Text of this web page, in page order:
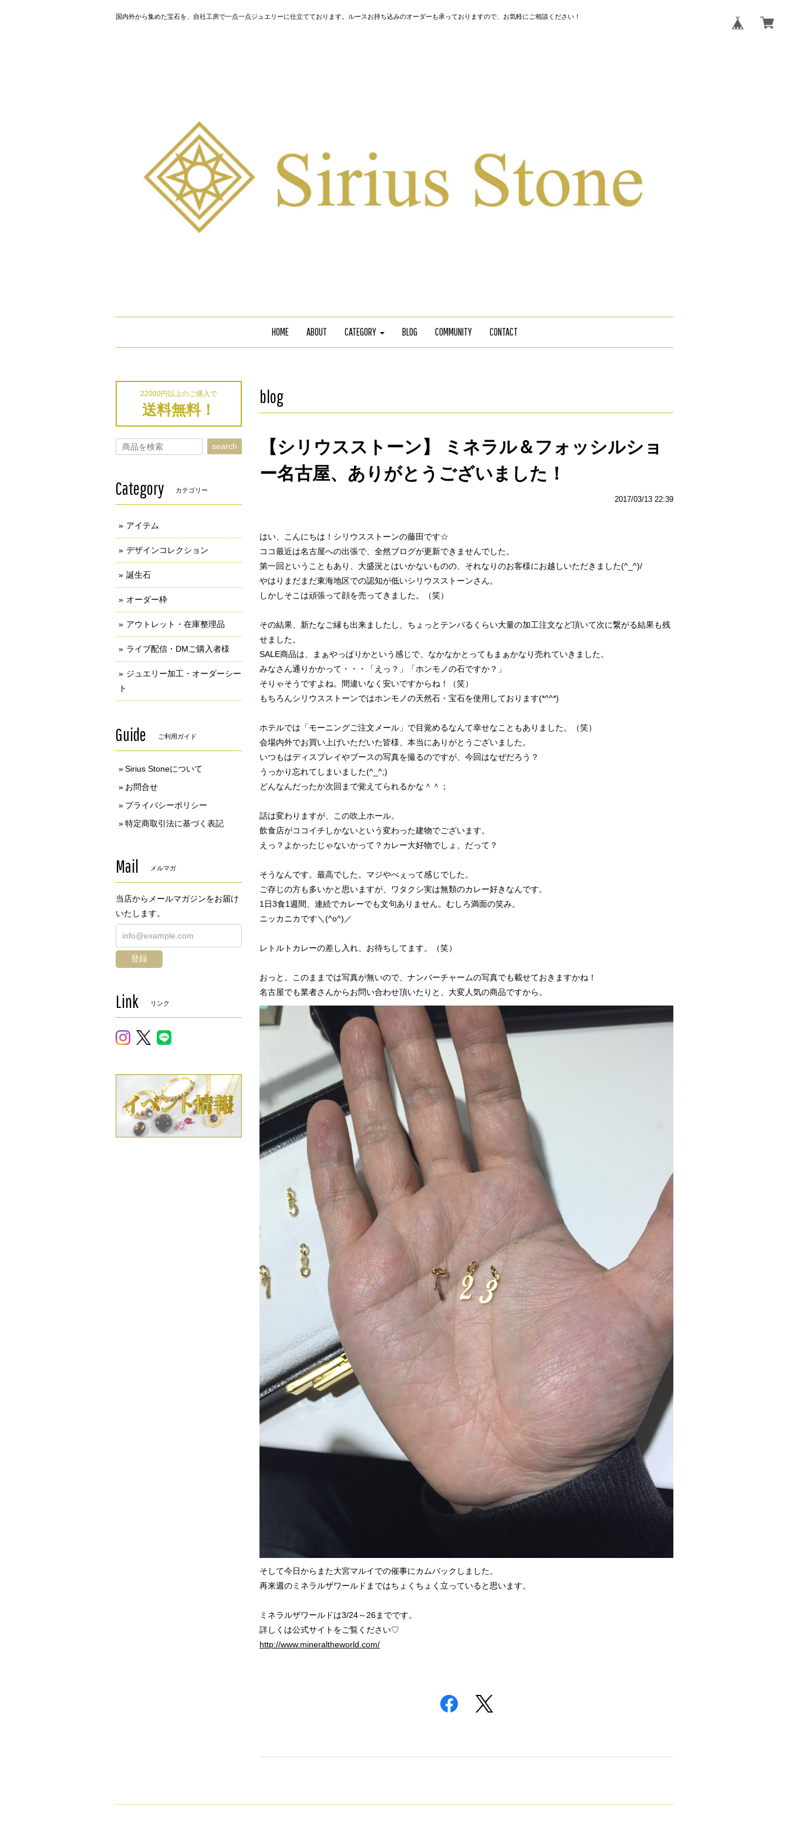
国内外から集めた宝石を、自社工房で一点一点ジュエリーに仕立てております。ルースお持ち込みのオーダーも承っておりますので、お気軽にご相談ください！
HOME ABOUT CATEGORY BLOG COMMUNITY CONTACT
blog
【シリウスストーン】 ミネラル＆フォッシルショ
ー名古屋、ありがとうございました！
2017/03/13 22:39
はい、こんにちは！シリウスストーンの藤田です☆
ココ最近は名古屋への出張で、全然ブログが更新できませんでした。
第一回ということもあり、大盛況とはいかないものの、それなりのお客様にお越しいただきました(^_^)/
やはりまだまだ東海地区での認知が低いシリウスストーンさん。
しかしそこは頑張って顔を売ってきました。（笑）
その結果、新たなご縁も出来ましたし、ちょっとテンパるくらい大量の加工注文など頂いて次に繋がる結果も残
せました。
SALE商品は、まぁやっぱりかという感じで、なかなかとってもまぁかなり売れていきました。
みなさん通りかかって・・・「えっ？」「ホンモノの石ですか？」
そりゃそうですよね。間違いなく安いですからね！（笑）
もちろんシリウスストーンではホンモノの天然石・宝石を使用しております(*^^*)
ホテルでは「モーニングご注文メール」で目覚めるなんて幸せなこともありました。（笑）
会場内外でお買い上げいただいた皆様、本当にありがとうございました。
いつもはディスプレイやブースの写真を撮るのですが、今回はなぜだろう？
うっかり忘れてしまいました(^_^;)
どんなんだったか次回まで覚えてられるかな＾＾；
話は変わりますが、この吹上ホール。
飲食店がココイチしかないという変わった建物でございます。
えっ？よかったじゃないかって？カレー大好物でしょ、だって？
そうなんです。最高でした。マジやべぇって感じでした。
ご存じの方も多いかと思いますが、ワタクシ実は無類のカレー好きなんです。
1日3食1週間、連続でカレーでも文句ありません。むしろ満面の笑み。
ニッカニカです＼(^o^)／
レトルトカレーの差し入れ、お待ちしてます。（笑）
おっと。このままでは写真が無いので、ナンバーチャームの写真でも載せておきますかね！
名古屋でも業者さんからお問い合わせ頂いたりと、大変人気の商品ですから。
そして今日からまた大宮マルイでの催事にカムバックしました。
再来週のミネラルザワールドまではちょくちょく立っていると思います。
ミネラルザワールドは3/24～26までです。
詳しくは公式サイトをご覧ください♡
http://www.mineraltheworld.com/
22000円以上のご購入で
送料無料！
search
Category カテゴリー
アイテム
デザインコレクション
誕生石
オーダー枠
アウトレット・在庫整理品
ライブ配信・DMご購入者様
ジュエリー加工・オーダーシー
ト
Guide ご利用ガイド
Sirius Stoneについて
お問合せ
プライバシーポリシー
特定商取引法に基づく表記
Mail メルマガ
当店からメールマガジンをお届け
いたします。
登録
Link リンク